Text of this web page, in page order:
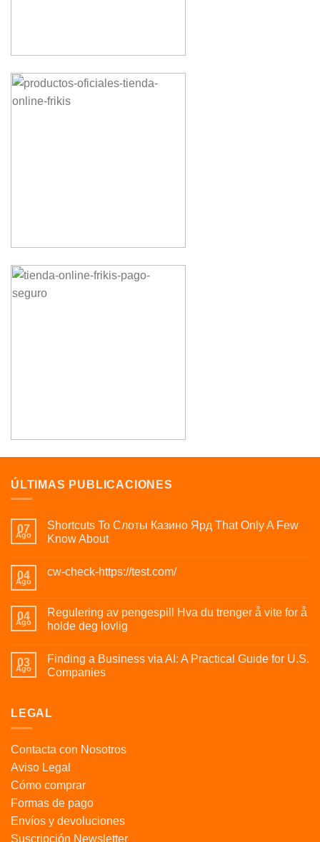
ÚLTIMAS PUBLICACIONES
07
Ago
Shortcuts To Слоты Казино Ярд That Only A Few
Know About
04
Ago
cw-check-https://test.com/
04
Ago
Regulering av pengespill Hva du trenger å vite for å
holde deg lovlig
03
Ago
Finding a Business via AI: A Practical Guide for U.S.
Companies
LEGAL
Contacta con Nosotros
Aviso Legal
Cómo comprar
Formas de pago
Envíos y devoluciones
Suscripción Newsletter